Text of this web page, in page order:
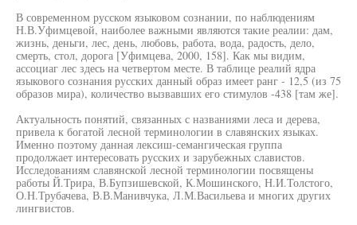
В современном русском языковом сознании, по наблюдениям
Н.В.Уфимцевой, наиболее важными являются такие реалии: дам,
жизнь, деньги, лес, день, любовь, работа, вода, радость, дело,
смерть, стол, дорога [Уфимцева, 2000, 158]. Как мы видим,
ассоциаг лес здесь на четвертом месте. В таблице реалий ядра
языкового сознания русских данный образ имеет ранг - 12,5 (из 75
образов мира), количество вызвавших его стимулов -438 [там же].
Актуальность понятий, связанных с названиями леса и дерева,
привела к богатой лесной терминологии в славянских языках.
Именно поэтому данная лексиш-семангическая группа
продолжает интересовать русских и зарубежных славистов.
Исследованиям славянской лесной терминологии посвящены
работы Й.Трира, В.Бупзишевской, К.Мошинского, Н.И.Толстого,
О.Н.Трубачева, В.В.Манивчука, Л.М.Васильева и многих других
лингвистов.